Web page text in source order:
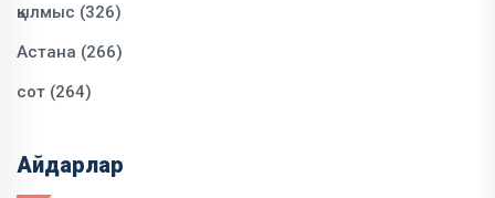
қылмыс (326)
Астана (266)
сот (264)
Айдарлар